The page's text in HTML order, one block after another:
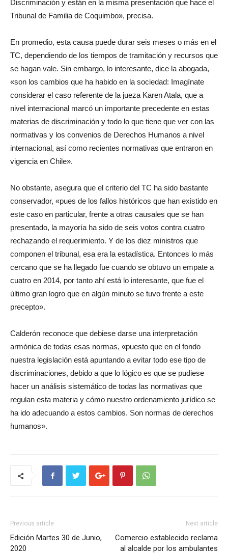
Discriminación y están en la misma presentación que hace el
Tribunal de Familia de Coquimbo», precisa.
En promedio, esta causa puede durar seis meses o más en el
TC, dependiendo de los tiempos de tramitación y recursos que
se hagan vale. Sin embargo, lo interesante, dice la abogada,
«son los cambios que ha habido en la sociedad: Imagínate
considerar el caso referente de la jueza Karen Atala, que a
nivel internacional marcó un importante precedente en estas
materias de discriminación y todo lo que tiene que ver con las
normativas y los convenios de Derechos Humanos a nivel
internacional, así como recientes normativas que entraron en
vigencia en Chile».
No obstante, asegura que el criterio del TC ha sido bastante
conservador, «pues de los fallos históricos que han existido en
este caso en particular, frente a otras causales que se han
presentado, la mayoría ha sido de seis votos contra cuatro
rechazando el requerimiento. Y de los diez ministros que
componen el tribunal, esa era la estadística. Entonces lo más
cercano que se ha llegado fue cuando se obtuvo un empate a
cuatro en 2014, por tanto ahí está lo interesante, que fue el
último gran logro que en algún minuto se tuvo frente a este
precepto».
Calderón reconoce que debiese darse una interpretación
armónica de todas esas normas, «puesto que en el fondo
nuestra legislación está apuntando a evitar todo ese tipo de
discriminaciones, debido a que lo lógico es que se pudiese
hacer un análisis sistemático de todas las normativas que
regulan esta materia y cómo nuestro ordenamiento jurídico se
ha ido adecuando a estos cambios. Son normas de derechos
humanos».
Previous article
Edición Martes 30 de Junio,
2020
Next article
Comercio establecido reclama
al alcalde por los ambulantes